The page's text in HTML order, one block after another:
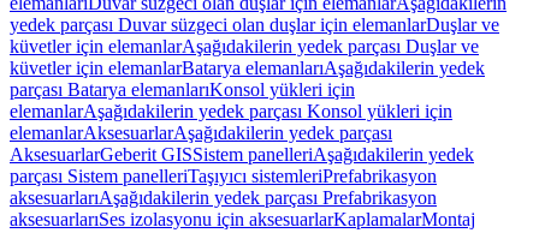
yedek parçası Duvar süzgeci olan duşlar için elemanlarDuşlar ve
küvetler için elemanlarAşağıdakilerin yedek parçası Duşlar ve
küvetler için elemanlarBatarya elemanlarıAşağıdakilerin yedek
parçası Batarya elemanlarıKonsol yükleri için
elemanlarAşağıdakilerin yedek parçası Konsol yükleri için
elemanlarAksesuarlarAşağıdakilerin yedek parçası
AksesuarlarGeberit GISSistem panelleriAşağıdakilerin yedek
parçası Sistem panelleriTaşıyıcı sistemleriPrefabrikasyon
aksesuarlarıAşağıdakilerin yedek parçası Prefabrikasyon
aksesuarlarıSes izolasyonu için aksesuarlarKaplamalarMontaj